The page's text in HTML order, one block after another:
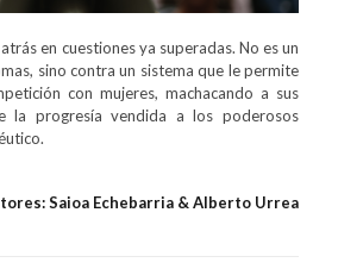
en cuestiones ya superadas. No es un
sino contra un sistema que le permite
con mujeres, machacando a sus
la progresía vendida a los poderosos
Saioa Echebarria & Alberto Urrea